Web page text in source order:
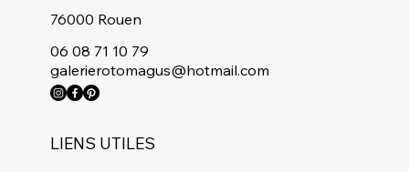
76000 Rouen
06 08 71 10 79
galerierotomagus@hotmail.com
LIENS UTILES